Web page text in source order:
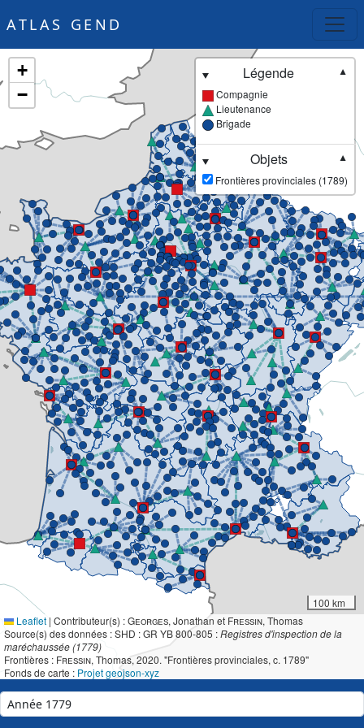
ATLAS GEND
+
−
Légende
▼
Compagnie
Lieutenance
Brigade
Objets
▼
Frontières provinciales (1789)
100 km
Leaflet | Contributeur(s) :Georges, Jonathan et Fressin, Thomas
Source(s) des données : SHD : GR YB 800-805 :Registres d'inspection de la
maréchaussée (1779)
Frontières : Fressin, Thomas, 2020. "Frontières provinciales, c. 1789"
Fonds de carte : Projet geojson-xyz